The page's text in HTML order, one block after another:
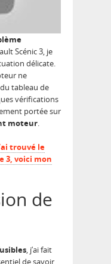
Scénic 3, je
délicate.
ne
tableau de
vérifications
portée sur
moteur.
trouvé le
3, voici mon
de
, j’ai fait